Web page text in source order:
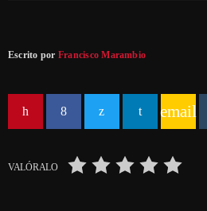
Escrito por Francisco Marambio
email
VALÓRALO